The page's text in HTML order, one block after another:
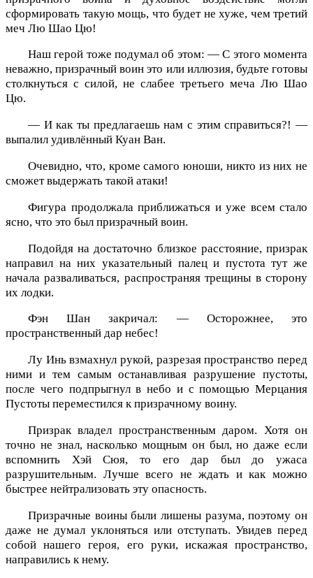
сформировать такую мощь, что будет не хуже, чем третий
меч Лю Шао Цю!
Наш герой тоже подумал об этом: — С этого момента
неважно, призрачный воин это или иллюзия, будьте готовы
столкнуться с силой, не слабее третьего меча Лю Шао
Цю.
— И как ты предлагаешь нам с этим справиться?! —
выпалил удивлённый Куан Ван.
Очевидно, что, кроме самого юноши, никто из них не
сможет выдержать такой атаки!
Фигура продолжала приближаться и уже всем стало
ясно, что это был призрачный воин.
Подойдя на достаточно близкое расстояние, призрак
направил на них указательный палец и пустота тут же
начала разваливаться, распространяя трещины в сторону
их лодки.
Фэн Шан закричал: — Осторожнее, это
пространственный дар небес!
Лу Инь взмахнул рукой, разрезая пространство перед
ними и тем самым останавливая разрушение пустоты,
после чего подпрыгнул в небо и с помощью Мерцания
Пустоты переместился к призрачному воину.
Призрак владел пространственным даром. Хотя он
точно не знал, насколько мощным он был, но даже если
вспомнить Хэй Сюя, то его дар был до ужаса
разрушительным. Лучше всего не ждать и как можно
быстрее нейтрализовать эту опасность.
Призрачные воины были лишены разума, поэтому он
даже не думал уклоняться или отступать. Увидев перед
собой нашего героя, его руки, искажая пространство,
направились к нему.